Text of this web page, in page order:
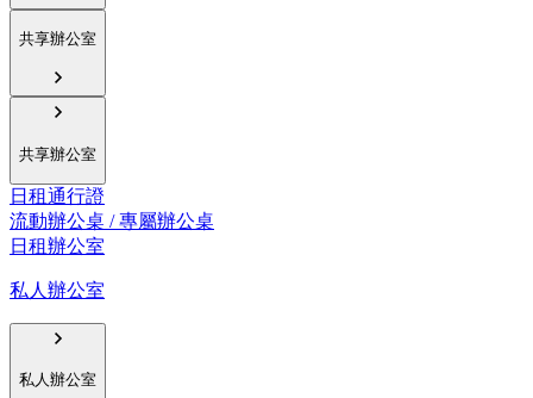
共享辦公室
共享辦公室
日租通行證
流動辦公桌 / 專屬辦公桌
日租辦公室
私人辦公室
私人辦公室